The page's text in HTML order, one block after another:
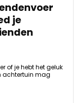
je
of je hebt het geluk
achtertuin mag